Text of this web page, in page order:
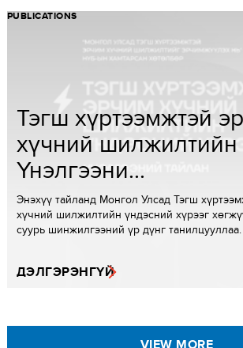
PUBLICATIONS
Тэгш хүртээмжтэй
хүчний шилжилтийн
Үнэлгээни...
Энэхүү тайланд Монгол Улсад Тэгш
хүчний шилжилтийн үндэсний хүрээг
суурь шинжилгээний үр дүнг танилцууллаа.
ДЭЛГЭРЭНГҮЙ